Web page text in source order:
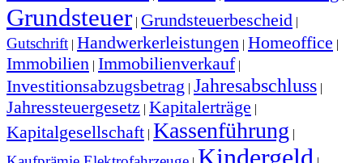
Grundsteuer | Grundsteuerbescheid |
Gutschrift | Handwerkerleistungen | Homeoffice |
Immobilien | Immobilienverkauf |
Investitionsabzugsbetrag | Jahresabschluss |
Jahressteuergesetz | Kapitalerträge |
Kapitalgesellschaft | Kassenführung |